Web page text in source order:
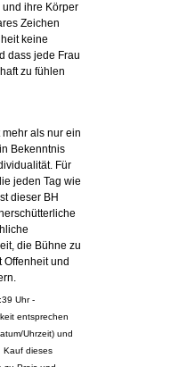
ihre Körper
Zeichen
keine
dass jede Frau
zu fühlen
als nur ein
Bekenntnis
Für
jeden Tag wie
dieser BH
die Bühne zu
Offenheit und
Uhr -
entsprechen
Uhrzeit) und
Kauf dieses